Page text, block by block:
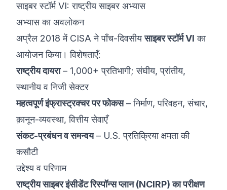
साइबर स्टॉर्म VI: राष्ट्रीय साइबर अभ्यास
अभ्यास का अवलोकन
अप्रैल 2018 में CISA ने पाँच-दिवसीयसाइबर स्टॉर्म VI का
आयोजन किया। विशेषताएँ:
राष्ट्रीय दायरा– 1,000+ प्रतिभागी; संघीय, प्रांतीय,
स्थानीय व निजी सेक्टर
महत्वपूर्ण इंफ्रास्ट्रक्चर पर फोकस– निर्माण, परिवहन, संचार,
क़ानून-व्यवस्था, वित्तीय सेवाएँ
संकट-प्रबंधन व समन्वय– U.S. प्रतिक्रिया क्षमता की
कसौटी
उद्देश्य व परिणाम
राष्ट्रीय साइबर इंसीडेंट रिस्पॉन्स प्लान (NCIRP) का परीक्षण